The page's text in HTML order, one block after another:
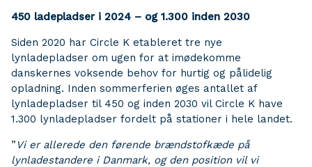
450 ladepladser i 2024 – og 1.300 inden 2030
Siden 2020 har Circle K etableret tre nye
lynladepladser om ugen for at imødekomme
danskernes voksende behov for hurtig og pålidelig
opladning. Inden sommerferien øges antallet af
lynladepladser til 450 og inden 2030 vil Circle K have
1.300 lynladepladser fordelt på stationer i hele landet.
” Vi er allerede den førende brændstofkæde på
lynladestandere i Danmark, og den position vil vi